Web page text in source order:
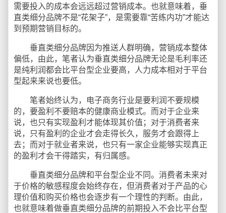
需要投入的成本会远远超过营销成本。也就意味着，垂
直类细分品牌不是“花架子”，是需要靠“苦练内功”才能达
到预期营销目标的。
垂直类细分品牌因为推送人群明确，营销成本整体
偏低，由此，笔者认为垂直类细分品牌无论是毛利率还
是纯利润都会比平台型企业要高，人力成本相对于平台
型起来来说也要低。
笔者始终认为，电子商务行业是要利润不要规模
的，要盈利不要赔本的健康商业模式。而对于企业来
说，也只有实现盈利才能体现其价值；对于消费者来
说，只有盈利的企业才会走得长久，服务才会跟得上
去；而对于就业者来说，也只有一家企业能够实现真正
的盈利才会干得踏实，有归属感。
垂直类细分品牌和平台型企业不同。消费者未来对
于价格的敏感程度会始终存在，但消费者对于产品的心
理价值和购买价格也会逐步有一个理性的判断。由此，
也就意味着做垂直类细分品牌的前期投入不会比平台型